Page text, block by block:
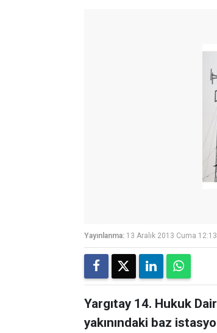
Yayınlanma: 13 Aralık 2013 Cuma 12:13
Yargıtay 14. Hukuk
yakınındaki baz